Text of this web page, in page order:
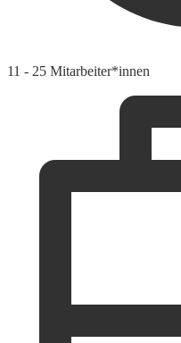
11 - 25 Mitarbeiter*innen